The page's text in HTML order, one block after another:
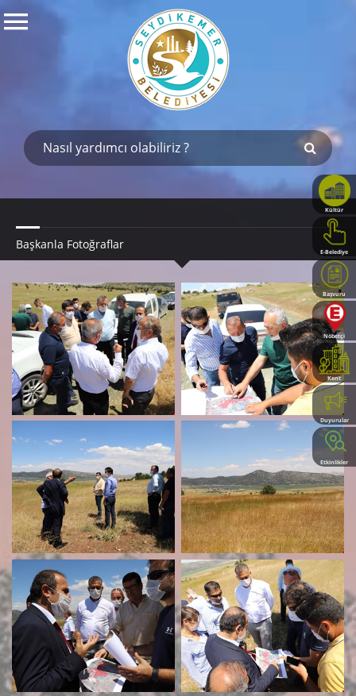
Kültür
Haritası
E-Belediye
Başvuru
Rehberi
Nöbetçi
Eczaneler
Kent
Rehberi
Duyurular
Etkinlikler
Başkanla Fotoğraflar